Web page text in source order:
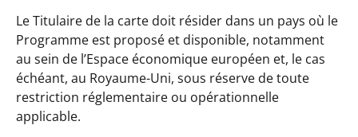
Le Titulaire de la carte doit résider dans un pays où le
Programme est proposé et disponible, notamment
au sein de l’Espace économique européen et, le cas
échéant, au Royaume-Uni, sous réserve de toute
restriction réglementaire ou opérationnelle
applicable.